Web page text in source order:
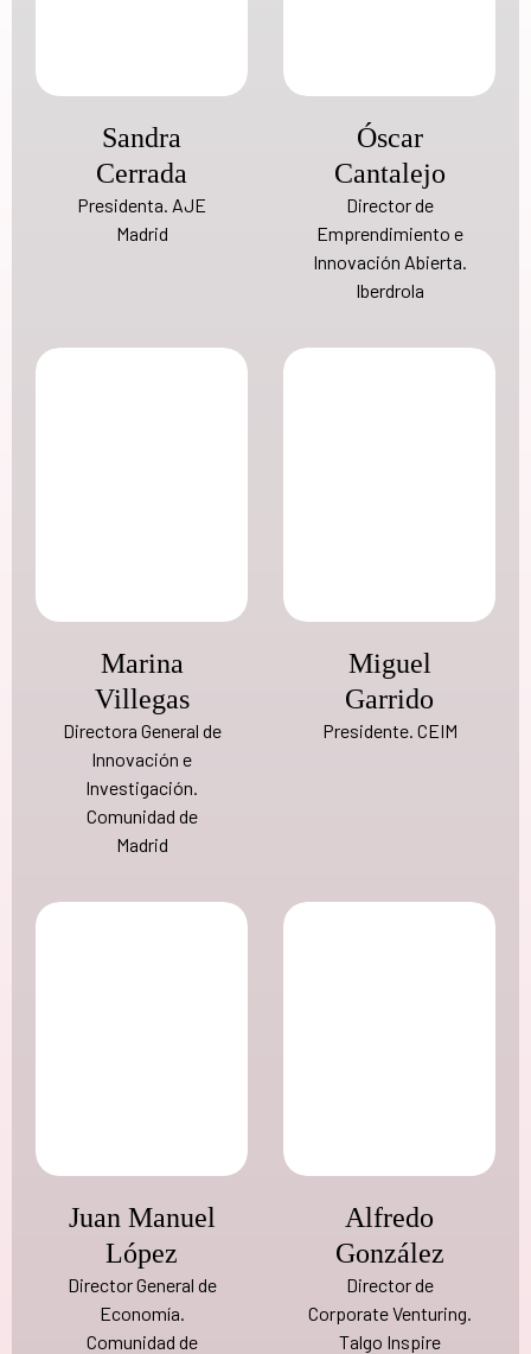
Sandra
Cerrada
Presidenta. AJE
Madrid
Óscar
Cantalejo
Director de
Emprendimiento e
Innovación Abierta.
Iberdrola
Marina
Villegas
Directora General de
Innovación e
Investigación.
Comunidad de
Madrid
Miguel
Garrido
Presidente. CEIM
Juan Manuel
López
Director General de
Economía.
Comunidad de
Alfredo
González
Director de
Corporate Venturing.
Talgo Inspire